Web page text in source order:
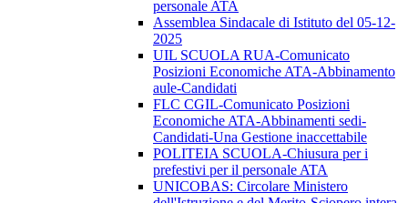
personale ATA
Assemblea Sindacale di Istituto del 05-12-
2025
UIL SCUOLA RUA-Comunicato
Posizioni Economiche ATA-Abbinamento
aule-Candidati
FLC CGIL-Comunicato Posizioni
Economiche ATA-Abbinamenti sedi-
Candidati-Una Gestione inaccettabile
POLITEIA SCUOLA-Chiusura per i
prefestivi per il personale ATA
UNICOBAS: Circolare Ministero